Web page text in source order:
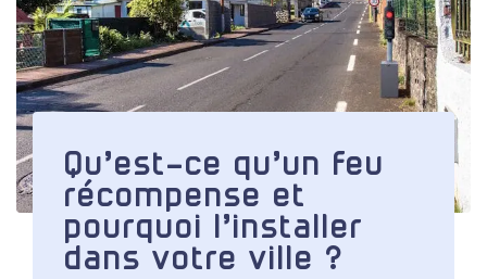
Qu’est-ce qu’un feu
récompense et
pourquoi l’installer
dans votre ville ?